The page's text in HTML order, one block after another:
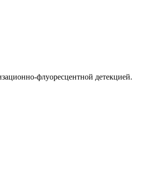
флуоресцентной детекцией.